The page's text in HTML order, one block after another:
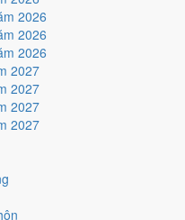
2026
2026
2026
2027
2027
2027
2027
xấu?
là ngày 1/5/2026 âm lịch
Sao Tất, nạp âm Thạch
với điểm trung bình
trong ngày: